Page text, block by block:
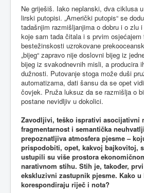
Ne griješiš. Iako neplanski, dva ciklusa
lirski putopisi. „Američki putopis“ se
tadašnjim razmišljanjima o dobru i o zlu
koje sam tada čitala i s prvim
bestežinskosti uzrokovane
„bijeg“ zapravo nije doslovni bijeg iz
bijeg iz svakodnevnih misli, a producira
dužnosti. Putovanje stoga može duši
automatizama, dati šansu da se opet
čovjek. Pruža luksuz da se razmišlja o
postane nevidljiv u dokolici.
Zavodljivi, teško isprativi asocijativni
fragmentarnost i semantička
prepoznatljiva atmosfera pjesme –
prispodobiti, opet, kakvoj bajkovitoj,
ustupili su više prostora
narativnom stihu. Stih je, također,
ekskluzivni zastupnik pjesme. Kako u
korespondiraju riječ i nota?